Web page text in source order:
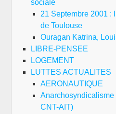
sociale
21 Septembre 2001 :
de Toulouse
Ouragan Katrina,
LIBRE-PENSEE
LOGEMENT
LUTTES ACTUALITES
AERONAUTIQUE
Anarchosyndicalisme
CNT-AIT)